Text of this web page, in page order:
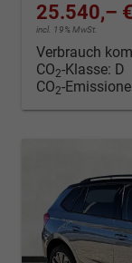
25.540,– €
incl. 19% MwSt.
Verbrauch
CO2-Klasse: D
CO2-